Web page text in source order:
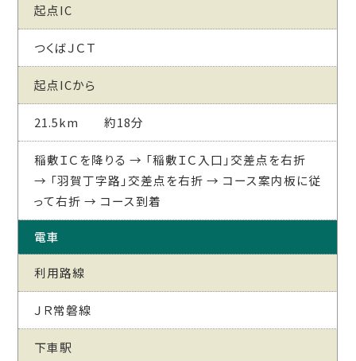
起点IC
つくばＪＣＴ
起点ICから
21.5km 約18分
稲敷ＩＣを降りる → 「稲敷ＩＣ入口」交差点を右折
→ 「羽賀丁字路」交差点を右折 → コース案内板に従
って右折 → コース到着
電車
利用路線
ＪＲ常磐線
下車駅